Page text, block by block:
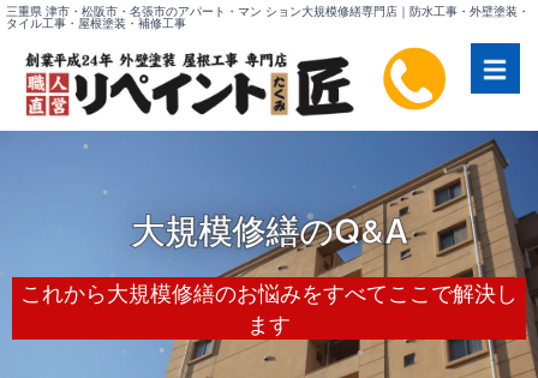
内
キ
三重県 津市・松阪市・名張市のアパート・マン ション大規模修繕専門店｜防水工事・外壁塗装・
タイル工事・屋根塗装・補修工事
大規模修繕のQ&A
これから大規模修繕のお悩みをすべてここで解決し
ます